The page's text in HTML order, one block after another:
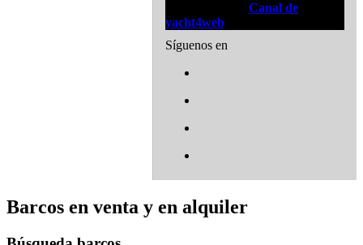
Canal de
yacht4web
Síguenos en
Barcos en venta y en alquiler